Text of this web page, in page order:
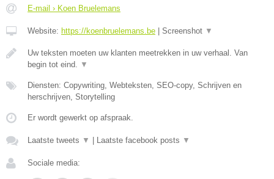
E-mail › Koen Bruelemans
Website: https://koenbruelemans.be Screenshot ▼
Uw teksten moeten uw klanten meetrekken in uw verhaal. Van
begin tot eind.
▼
Diensten: Copywriting, Webteksten, SEO-copy, Schrijven en
herschrijven, Storytelling
Er wordt gewerkt op afspraak.
Laatste tweets ▼ Laatste facebook posts ▼
Sociale media: